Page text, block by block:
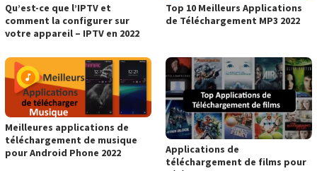
Qu’est-ce que l’IPTV et
comment la configurer sur
votre appareil – IPTV en 2022
Top 10 Meilleurs Applications
de Téléchargement MP3 2022
Meilleures applications de
téléchargement de musique
pour Android Phone 2022
Applications de
téléchargement de films pour